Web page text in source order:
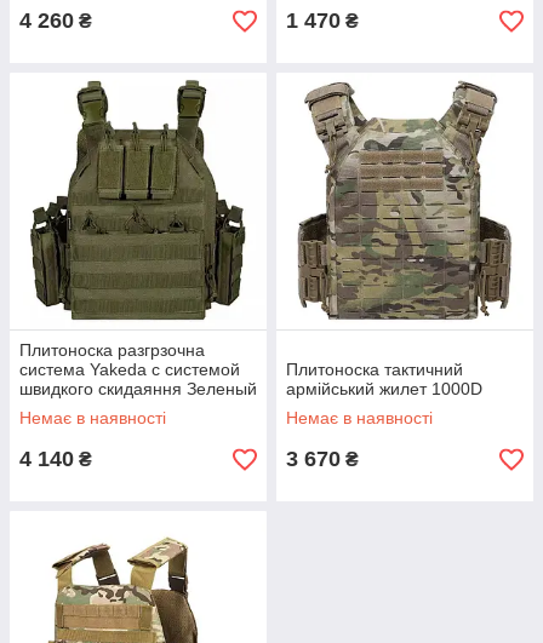
4 260 ₴ 1 470 ₴
Плитоноска разгрзочна
система Yakeda с системой
швидкого скидаяння Зеленый
B
Немає в наявності
4 140 ₴
Плитоноска тактичний
армійський жилет 1000D
Немає в наявності
3 670 ₴